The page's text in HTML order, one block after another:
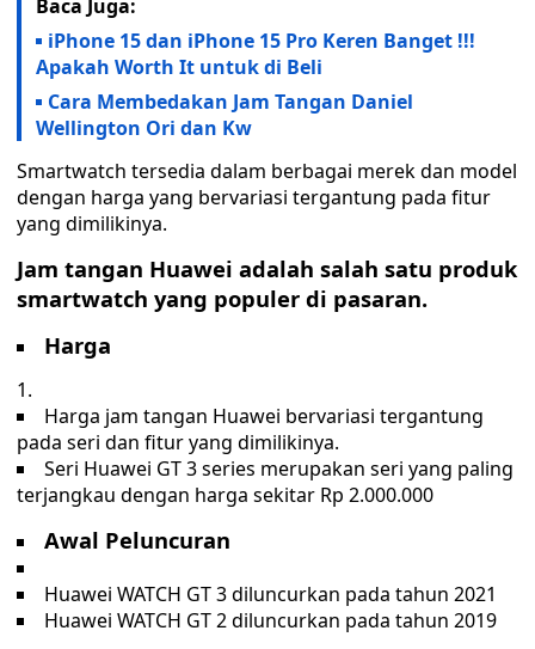
Baca Juga:
iPhone 15 dan iPhone 15 Pro Keren Banget !!!
Apakah Worth It untuk di Beli
Cara Membedakan Jam Tangan Daniel
Wellington Ori dan Kw
Smartwatch tersedia dalam berbagai merek dan model
dengan harga yang bervariasi tergantung pada fitur
yang dimilikinya.
Jam tangan Huawei adalah salah satu produk
smartwatch yang populer di pasaran.
Harga
Harga jam tangan Huawei bervariasi tergantung
pada seri dan fitur yang dimilikinya.
Seri Huawei GT 3 series merupakan seri yang paling
terjangkau dengan harga sekitar Rp 2.000.000
Awal Peluncuran
Huawei WATCH GT 3 diluncurkan pada tahun 2021
Huawei WATCH GT 2 diluncurkan pada tahun 2019